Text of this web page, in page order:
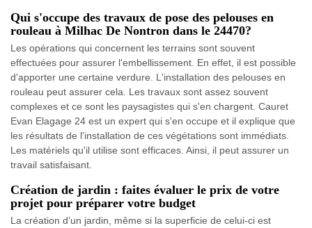
Qui s'occupe des travaux de pose des pelouses en
rouleau à Milhac De Nontron dans le 24470?
Les opérations qui concernent les terrains sont souvent
effectuées pour assurer l'embellissement. En effet, il est possible
d'apporter une certaine verdure. L'installation des pelouses en
rouleau peut assurer cela. Les travaux sont assez souvent
complexes et ce sont les paysagistes qui s'en chargent. Cauret
Evan Elagage 24 est un expert qui s'en occupe et il explique que
les résultats de l'installation de ces végétations sont immédiats.
Les matériels qu'il utilise sont efficaces. Ainsi, il peut assurer un
travail satisfaisant.
Création de jardin : faites évaluer le prix de votre
projet pour préparer votre budget
La création d’un jardin, même si la superficie de celui-ci est